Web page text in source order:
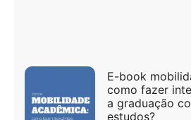
E-book
como fazer
a graduação
estudos?